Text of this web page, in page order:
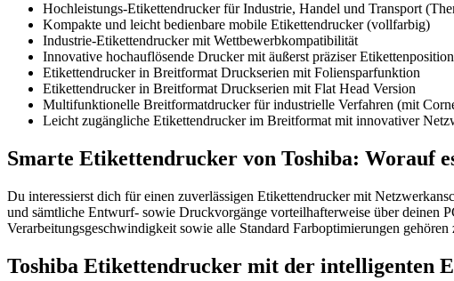
Hochleistungs-Etikettendrucker für Industrie, Handel und Transport
Kompakte und leicht bedienbare mobile Etikettendrucker (vollfarbig)
Industrie-Etikettendrucker mit Wettbewerbkompatibilität
Innovative hochauflösende Drucker mit äußerst präziser
Etikettendrucker in Breitformat Druckserien mit Foliensparfunktion
Etikettendrucker in Breitformat Druckserien mit Flat Head Version
Multifunktionelle Breitformatdrucker für industrielle Verfahren (mit
Leicht zugängliche Etikettendrucker im Breitformat mit innovativer
Smarte Etikettendrucker von Toshiba: Worauf
Du interessierst dich für einen zuverlässigen Etikettendrucker mit
und sämtliche Entwurf- sowie Druckvorgänge vorteilhafterweise über deinen
Verarbeitungsgeschwindigkeit sowie alle Standard Farboptimierungen
Toshiba Etikettendrucker mit der intelligenten